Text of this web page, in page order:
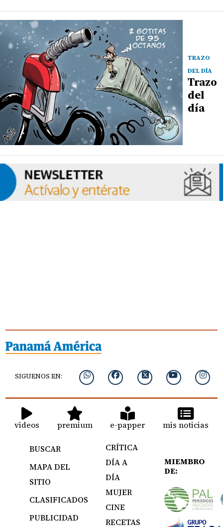
TRAZO
DEL DÍA
Trazo
del
día
SIGUENOS EN:
videos premium e-papper mis noticias
BUSCAR
MAPA DEL
SITIO
CLASIFICADOS
PUBLICIDAD
CRÍTICA
DÍA A
DÍA
MUJER
CINE
RECETAS
MIEMBRO
DE: